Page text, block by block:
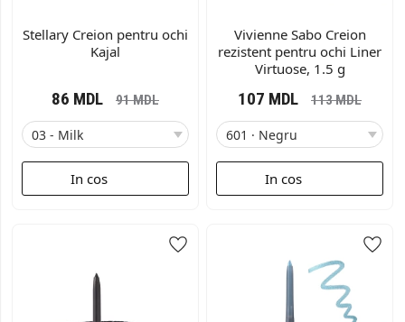
Stellary Creion pentru ochi
Kajal
86 MDL 91MDL
In cos
Vivienne Sabo Creion
rezistent pentru ochi Liner
Virtuose, 1.5 g
107 MDL 113MDL
In cos